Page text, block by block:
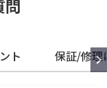
問
ト 保証/修理